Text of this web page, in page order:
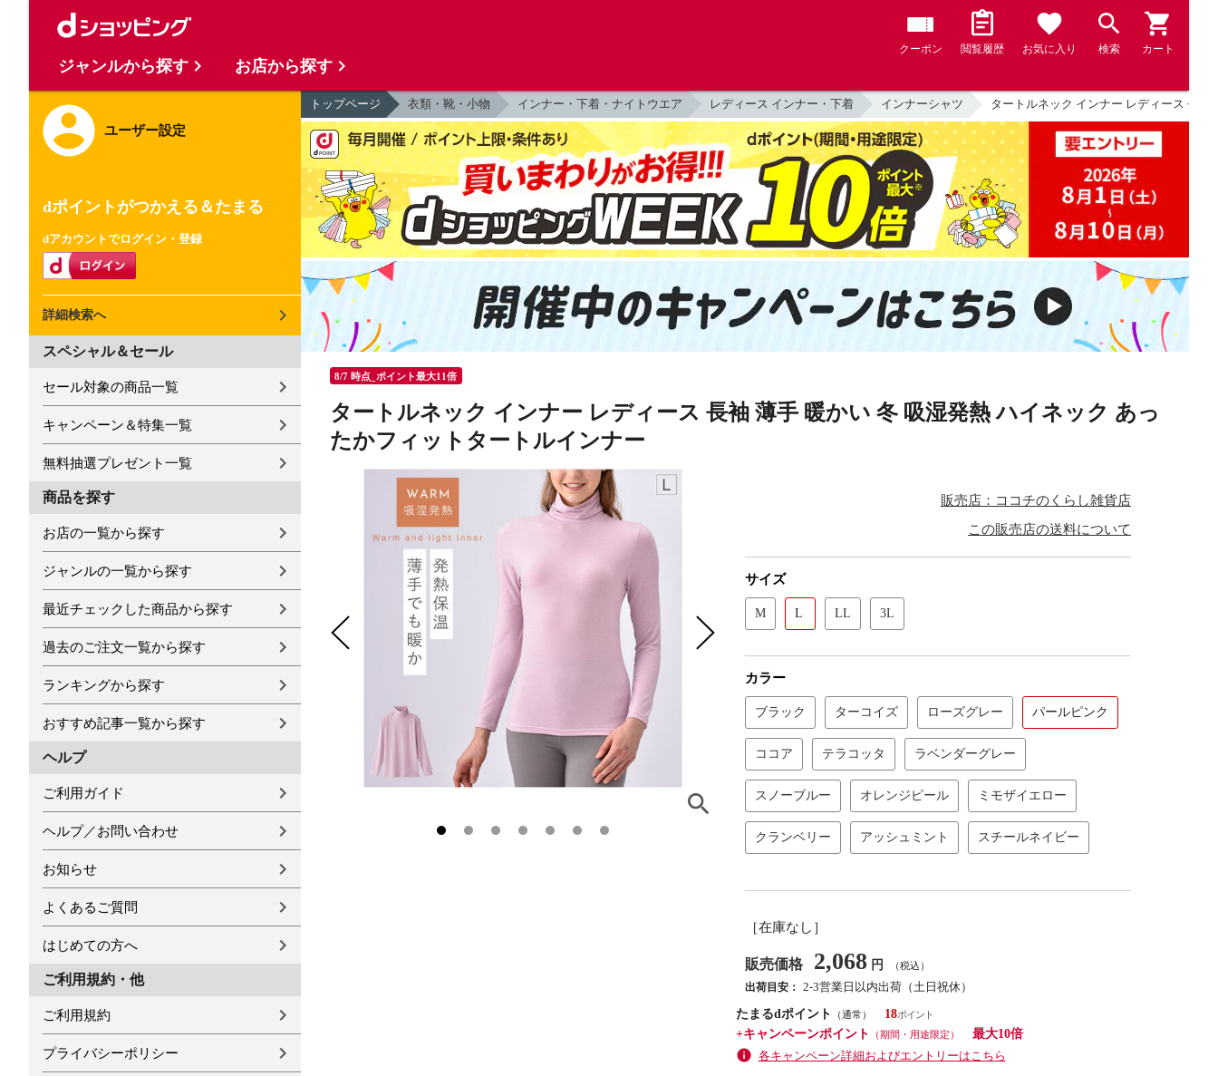
クーポン 閲覧履歴 お気に入り 検索 カート
ユーザー設定
dポイントがつかえる＆たまる
dアカウントでログイン・登録
詳細検索へ
スペシャル＆セール
セール対象の商品一覧
キャンペーン＆特集一覧
無料抽選プレゼント一覧
商品を探す
お店の一覧から探す
ジャンルの一覧から探す
最近チェックした商品から探す
過去のご注文一覧から探す
ランキングから探す
おすすめ記事一覧から探す
ヘルプ
ご利用ガイド
ヘルプ／お問い合わせ
お知らせ
よくあるご質問
はじめての方へ
ご利用規約・他
ご利用規約
プライバシーポリシー
トップページ 衣類・靴・小物 インナー・下着・ナイトウエア レディース インナー・下着 インナーシャツ タートルネック インナー レディース 長
8/7 時点_ポイント最大11倍
タートルネック インナー レディース 長袖 薄手 暖かい 冬 吸湿発熱 ハイネック あっ
たかフィットタートルインナー
販売店：ココチのくらし雑貨店
この販売店の送料について
サイズ
M L LL 3L
カラー
ブラック ターコイズ ローズグレー パールピンク
ココア テラコッタ ラベンダーグレー
スノーブルー オレンジピール ミモザイエロー
クランベリー アッシュミント スチールネイビー
［在庫なし］
販売価格 2,068 円 （税込）
出荷目安： 2-3営業日以内出荷（土日祝休）
たまるdポイント
（通常）
18
+キャンペーンポイント
（期間・用途限定）
最大10倍
各キャンペーン詳細およびエントリーはこちら
ジャンルから探す お店から探す